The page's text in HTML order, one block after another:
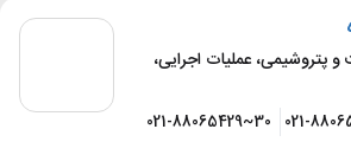
پتروشیمی، عملیات اجرایی،
021-
021-88065429~30